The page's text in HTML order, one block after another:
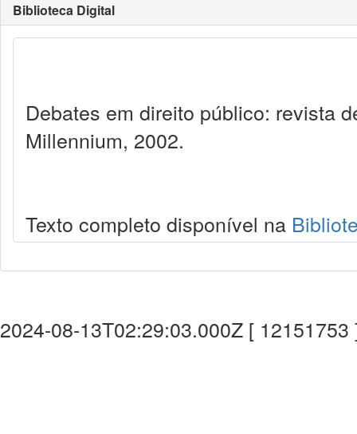
Biblioteca Digital
Debates em direito público: revista
Millennium, 2002.
Texto completo disponível na
2024-08-13T02:29:03.000Z [ 12151753